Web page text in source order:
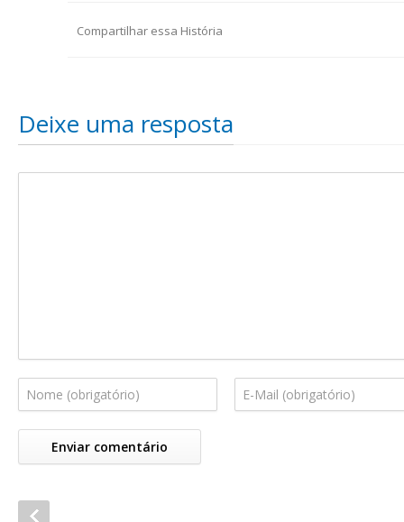
Compartilhar essa História
Deixe uma resposta